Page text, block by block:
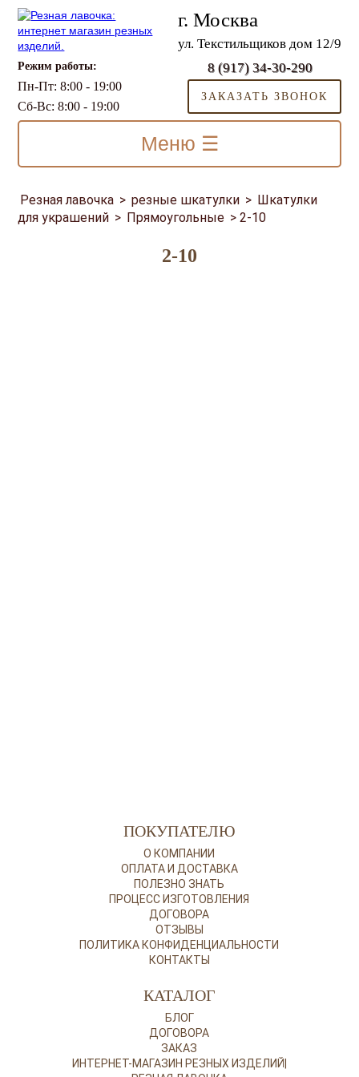
г. Москва
ул. Текстильщиков дом 12/9
Режим работы:
Пн-Пт: 8:00 - 19:00
Сб-Вс: 8:00 - 19:00
8 (917) 34-30-290
ЗАКАЗАТЬ ЗВОНОК
Меню ☰
Резная лавочка > резные шкатулки > Шкатулки
для украшений > Прямоугольные >2-10
2-10
ПОКУПАТЕЛЮ
О КОМПАНИИ
ОПЛАТА И ДОСТАВКА
ПОЛЕЗНО ЗНАТЬ
ПРОЦЕСС ИЗГОТОВЛЕНИЯ
ДОГОВОРА
ОТЗЫВЫ
ПОЛИТИКА КОНФИДЕНЦИАЛЬНОСТИ
КОНТАКТЫ
КАТАЛОГ
БЛОГ
ДОГОВОРА
ЗАКАЗ
ИНТЕРНЕТ-МАГАЗИН РЕЗНЫХ ИЗДЕЛИЙ|